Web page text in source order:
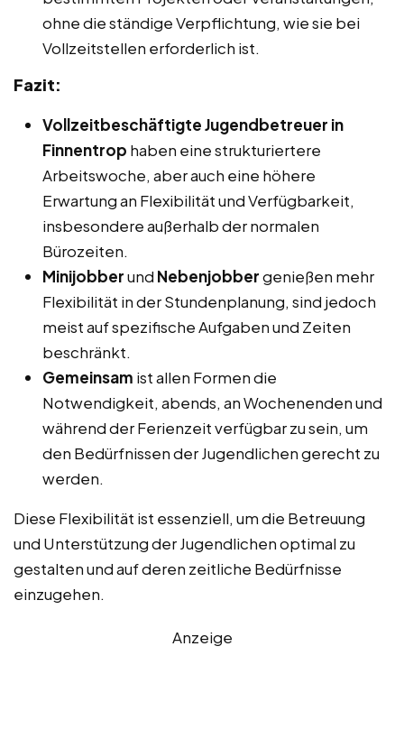
ohne die ständige Verpflichtung, wie sie bei
Vollzeitstellen erforderlich ist.
Fazit:
Vollzeitbeschäftigte Jugendbetreuer in
Finnentrop haben eine strukturiertere
Arbeitswoche, aber auch eine höhere
Erwartung an Flexibilität und Verfügbarkeit,
insbesondere außerhalb der normalen
Bürozeiten.
Minijobberund Nebenjobbergenießen mehr
Flexibilität in der Stundenplanung, sind jedoch
meist auf spezifische Aufgaben und Zeiten
beschränkt.
Gemeinsam ist allen Formen die
Notwendigkeit, abends, an Wochenenden und
während der Ferienzeit verfügbar zu sein, um
den Bedürfnissen der Jugendlichen gerecht zu
werden.
Diese Flexibilität ist essenziell, um die Betreuung
und Unterstützung der Jugendlichen optimal zu
gestalten und auf deren zeitliche Bedürfnisse
einzugehen.
Anzeige